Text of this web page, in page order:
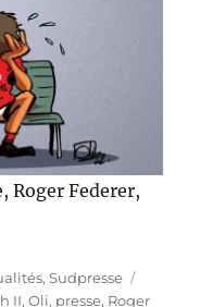
Roger Federer,
,Sudpresse
II,Oli, presse, Roger